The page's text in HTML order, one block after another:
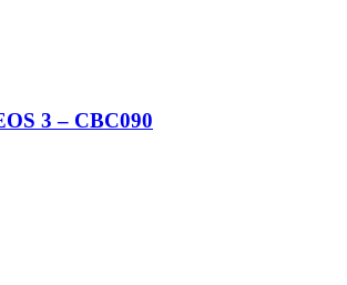
3 – CBC090